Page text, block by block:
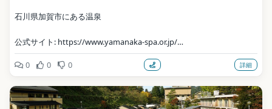
石川県加賀市にある温泉
公式サイト: https://www.yamanaka-spa.or.jp/
写真: 663highland / CC BY-SA 4.0（Wikimedia Commons）
地点データ: Wikidata (CC0)
0 0 0 詳細